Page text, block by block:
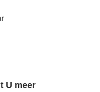
U meer